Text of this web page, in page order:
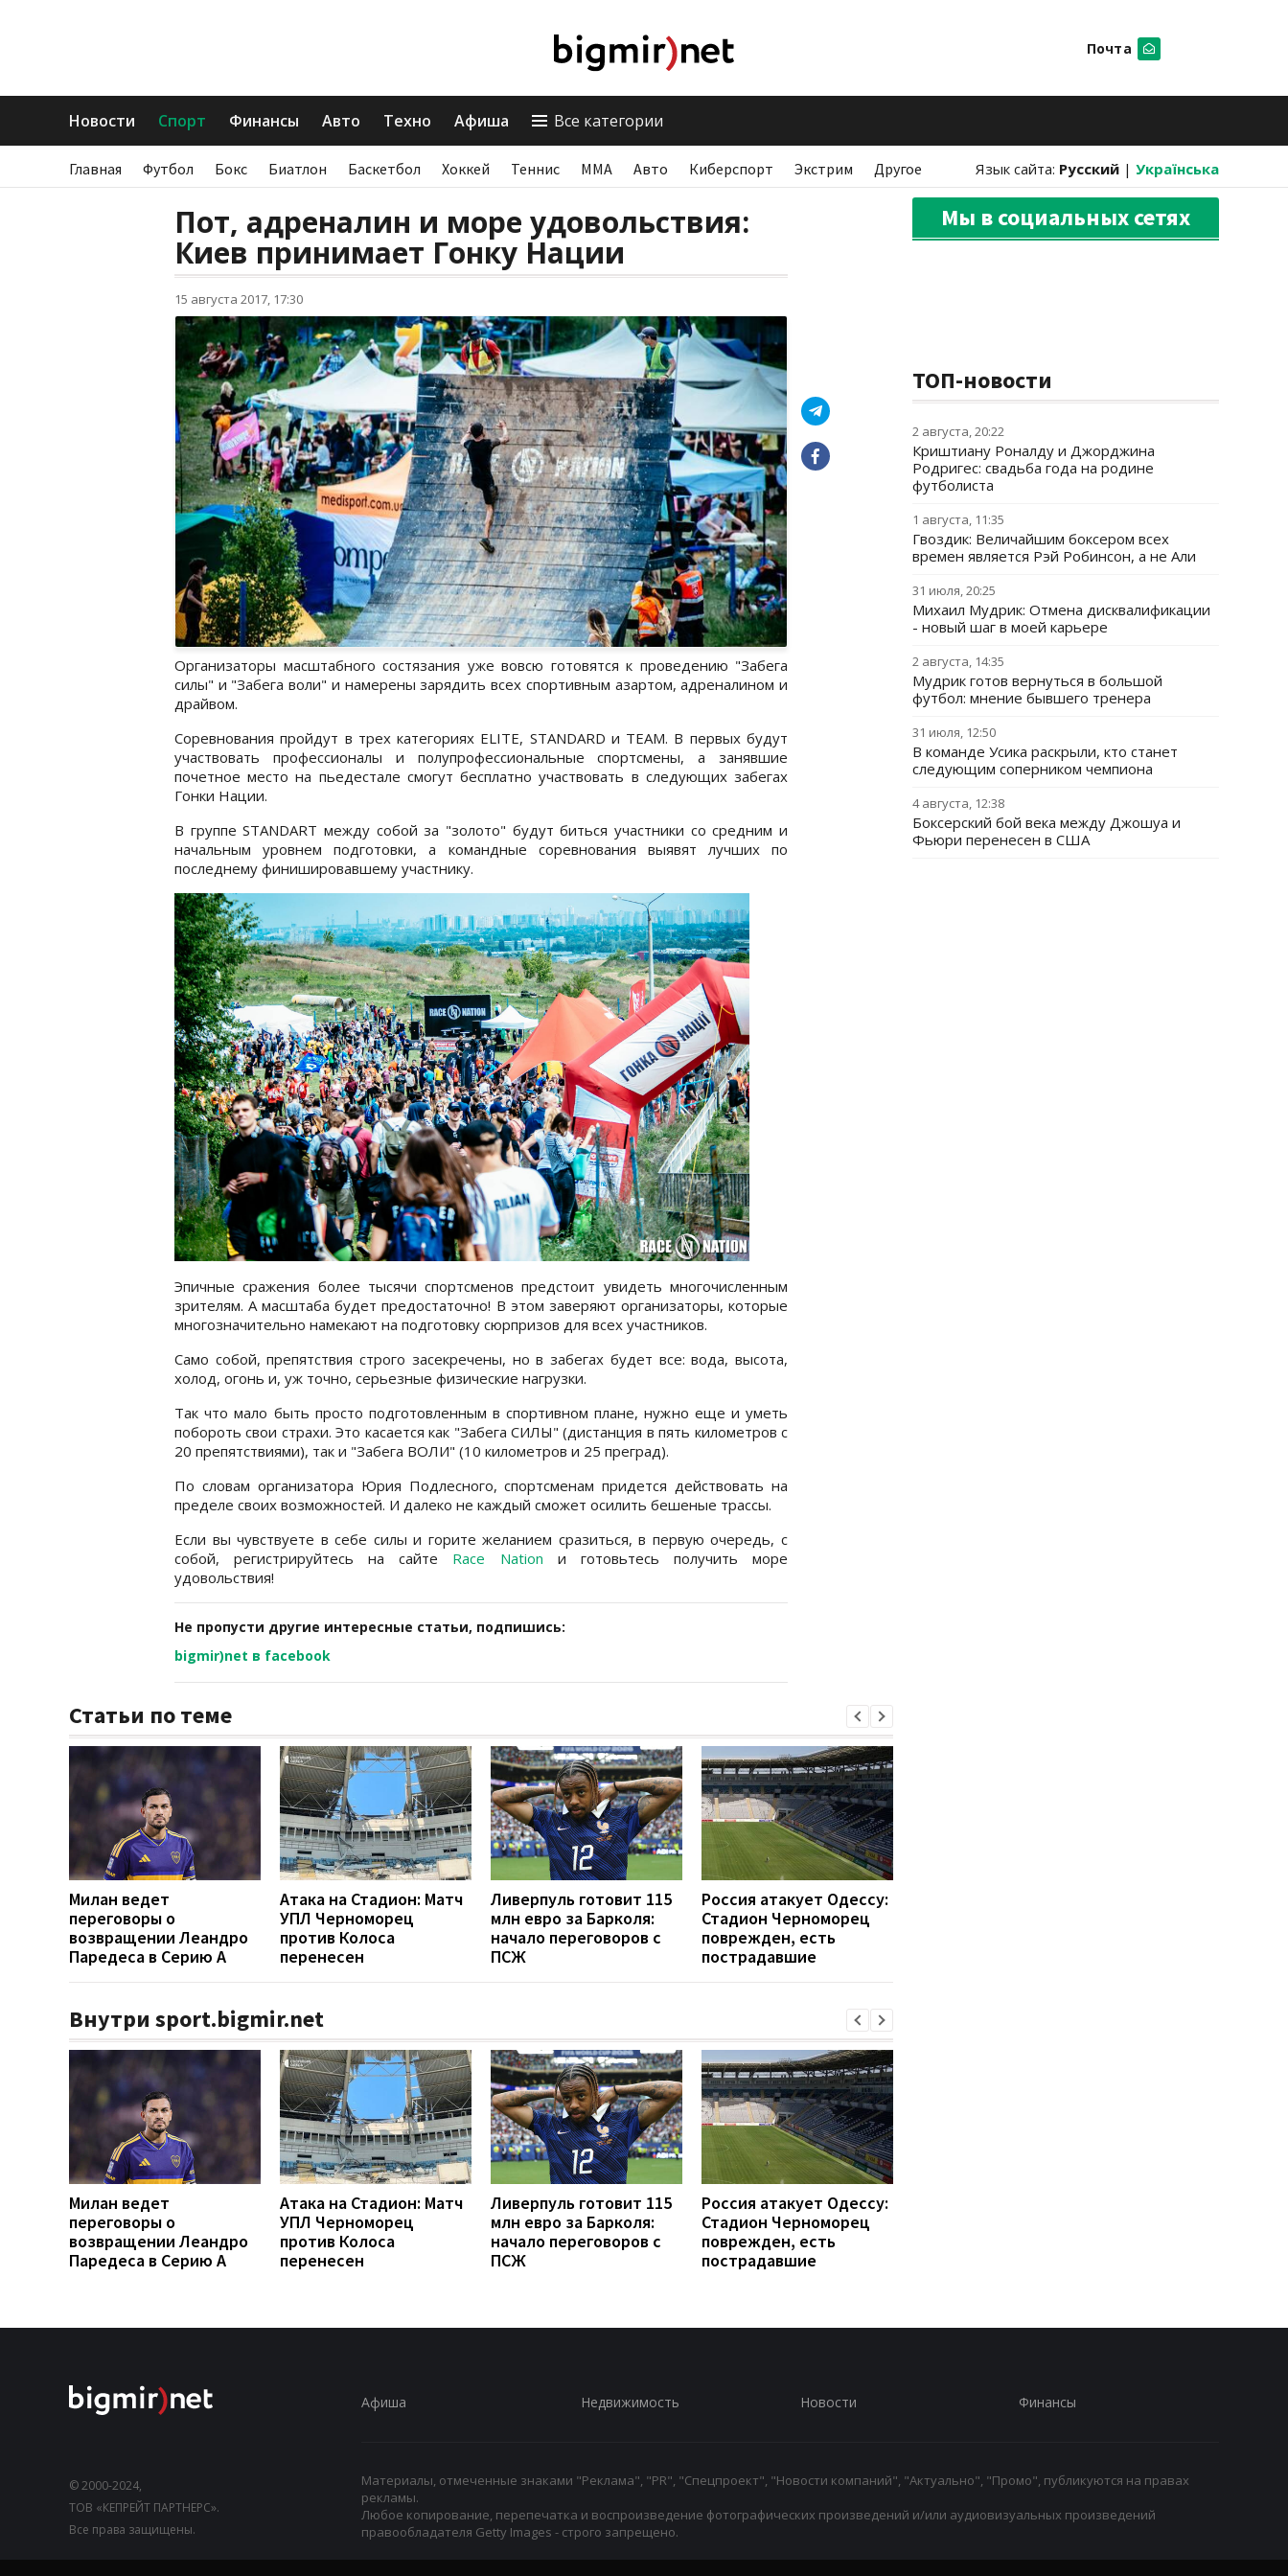
Почта
Новости Спорт Финансы Авто Техно Афиша Все категории
Главная Футбол Бокс Биатлон Баскетбол Хоккей Теннис ММА Авто Киберспорт Экстрим Другое Язык сайта: Русский | Українська
Пот, адреналин и море удовольствия:
Киев принимает Гонку Нации
15 августа 2017, 17:30
Организаторы масштабного состязания уже вовсю готовятся к проведению "Забега
силы" и "Забега воли" и намерены зарядить всех спортивным азартом, адреналином и
драйвом.
Соревнования пройдут в трех категориях ELITE, STANDARD и TEAM. В первых будут
участвовать профессионалы и полупрофессиональные спортсмены, а занявшие
почетное место на пьедестале смогут бесплатно участвовать в следующих забегах
Гонки Нации.
В группе STANDART между собой за "золото" будут биться участники со средним и
начальным уровнем подготовки, а командные соревнования выявят лучших по
последнему финишировавшему участнику.
Эпичные сражения более тысячи спортсменов предстоит увидеть многочисленным
зрителям. А масштаба будет предостаточно! В этом заверяют организаторы, которые
многозначительно намекают на подготовку сюрпризов для всех участников.
Само собой, препятствия строго засекречены, но в забегах будет все: вода, высота,
холод, огонь и, уж точно, серьезные физические нагрузки.
Так что мало быть просто подготовленным в спортивном плане, нужно еще и уметь
побороть свои страхи. Это касается как "Забега СИЛЫ" (дистанция в пять километров с
20 препятствиями), так и "Забега ВОЛИ" (10 километров и 25 преград).
По словам организатора Юрия Подлесного, спортсменам придется действовать на
пределе своих возможностей. И далеко не каждый сможет осилить бешеные трассы.
Если вы чувствуете в себе силы и горите желанием сразиться, в первую очередь, с
собой, регистрируйтесь на сайте Race Nation и готовьтесь получить море
удовольствия!
Не пропусти другие интересные статьи, подпишись:
bigmir)net в facebook
Статьи по теме
Милан ведет
переговоры о
возвращении Леандро
Паредеса в Серию А
Атака на Стадион: Матч
УПЛ Черноморец
против Колоса
перенесен
Ливерпуль готовит 115
млн евро за Барколя:
начало переговоров с
ПСЖ
Россия атакует Одессу:
Стадион Черноморец
поврежден, есть
пострадавшие
Внутри sport.bigmir.net
Милан ведет
переговоры о
возвращении Леандро
Паредеса в Серию А
Атака на Стадион: Матч
УПЛ Черноморец
против Колоса
перенесен
Ливерпуль готовит 115
млн евро за Барколя:
начало переговоров с
ПСЖ
Россия атакует Одессу:
Стадион Черноморец
поврежден, есть
пострадавшие
Мы в социальных сетях
ТОП-новости
2 августа, 20:22
Криштиану Роналду и Джорджина
Родригес: свадьба года на родине
футболиста
1 августа, 11:35
Гвоздик: Величайшим боксером всех
времен является Рэй Робинсон, а не Али
31 июля, 20:25
Михаил Мудрик: Отмена дисквалификации
- новый шаг в моей карьере
2 августа, 14:35
Мудрик готов вернуться в большой
футбол: мнение бывшего тренера
31 июля, 12:50
В команде Усика раскрыли, кто станет
следующим соперником чемпиона
4 августа, 12:38
Боксерский бой века между Джошуа и
Фьюри перенесен в США
© 2000-2024,
ТОВ «КЕПРЕЙТ ПАРТНЕРС».
Все права защищены.
Афиша Недвижимость Новости Финансы
Материалы, отмеченные знаками "Реклама", "PR", "Спецпроект", "Новости компаний", "Актуально", "Промо", публикуются на правах
рекламы.
Любое копирование, перепечатка и воспроизведение фотографических произведений и/или аудиовизуальных произведений
правообладателя Getty Images - строго запрещено.